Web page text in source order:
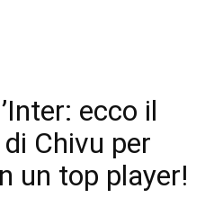
ecco il
Chivu per
un top player!